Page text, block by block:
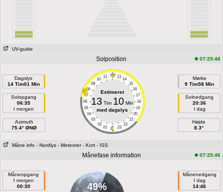
UV-guide
Solposition 07:25:46
Dagslys
14 Tim01 Min
Solopgang
06:35
I morgen
Azimuth
75.4° ØNØ
11 13
10
14
09
15
08
16
07
17
06
18
05
19
04
20
03
21
02
22
01 23
Estimeret
13 Tim 10 Min
med dagslys
Mørke
9 Tim58 Min
Solnedgang
20:36
I dag
Højde
8.3°
Måne info - Nordlys - Meteorer - Kort - ISS
Månefase information 07:25:46
Måneopgang
I morgen
00:30
49%
Månenedgang
I dag
14:46